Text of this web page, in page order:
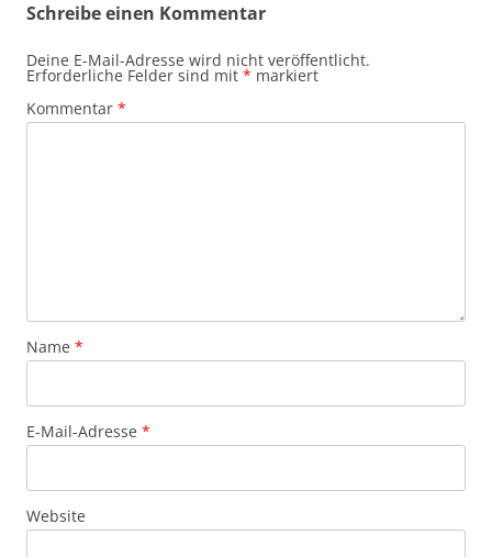
Schreibe einen Kommentar
Deine E-Mail-Adresse wird nicht veröffentlicht.
Erforderliche Felder sind mit * markiert
Kommentar *
Name *
E-Mail-Adresse *
Website